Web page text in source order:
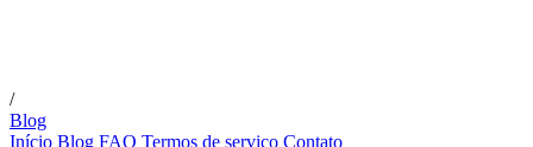
/
Blog
Início Blog FAQ Termos de serviço Contato